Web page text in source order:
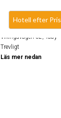
Hotell efter Pris
Studio 1 pers
Vikingavägen 52, Täby
Trevligt
Läs mer nedan